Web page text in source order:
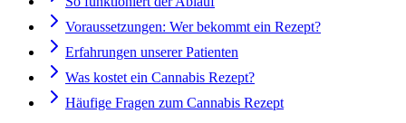
Voraussetzungen: Wer bekommt ein Rezept?
Erfahrungen unserer Patienten
Was kostet ein Cannabis Rezept?
Häufige Fragen zum Cannabis Rezept